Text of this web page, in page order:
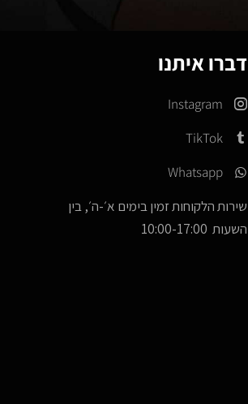
דברו איתנו
Instagram
TikTok
Whatsapp
שירות הלקוחות זמין בימים א׳-ה׳, בין
השעות 10:00-17:00